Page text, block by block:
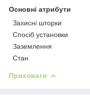
Основні атрибути
Захисні шторки
Спосіб установки
Заземлення
Стан
Приховати